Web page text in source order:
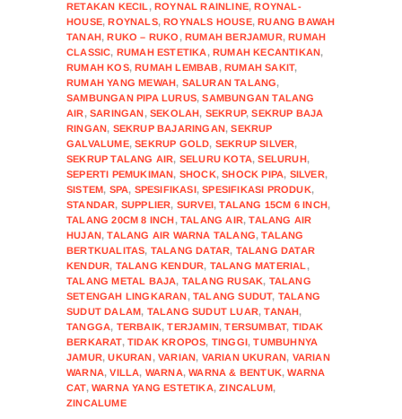
RETAKAN KECIL ,ROYNAL RAINLINE,ROYNAL-
HOUSE,ROYNALS,ROYNALS HOUSE,RUANG BAWAH
TANAH,RUKO – RUKO ,RUMAH BERJAMUR,RUMAH
CLASSIC, RUMAH ESTETIKA,RUMAH KECANTIKAN,
RUMAH KOS,RUMAH LEMBAB,RUMAH SAKIT,
RUMAH YANG MEWAH, SALURAN TALANG,
SAMBUNGAN PIPA LURUS,SAMBUNGAN TALANG
AIR,SARINGAN,SEKOLAH, SEKRUP,SEKRUP BAJA
RINGAN, SEKRUP BAJARINGAN,SEKRUP
GALVALUME,SEKRUP GOLD, SEKRUP SILVER,
SEKRUP TALANG AIR, SELURU KOTA,SELURUH,
SEPERTI PEMUKIMAN, SHOCK,SHOCK PIPA, SILVER,
SISTEM, SPA, SPESIFIKASI,SPESIFIKASI PRODUK,
STANDAR, SUPPLIER, SURVEI,TALANG 15CM 6 INCH,
TALANG 20CM 8 INCH,TALANG AIR,TALANG AIR
HUJAN,TALANG AIR WARNA TALANG,TALANG
BERTKUALITAS, TALANG DATAR, TALANG DATAR
KENDUR, TALANG KENDUR, TALANG MATERIAL ,
TALANG METAL BAJA, TALANG RUSAK, TALANG
SETENGAH LINGKARAN,TALANG SUDUT, TALANG
SUDUT DALAM, TALANG SUDUT LUAR,TANAH,
TANGGA, TERBAIK,TERJAMIN,TERSUMBAT, TIDAK
BERKARAT,TIDAK KROPOS, TINGGI,TUMBUHNYA
JAMUR,UKURAN,VARIAN, VARIAN UKURAN, VARIAN
WARNA,VILLA, WARNA,WARNA & BENTUK,WARNA
CAT,WARNA YANG ESTETIKA,ZINCALUM,
ZINCALUME